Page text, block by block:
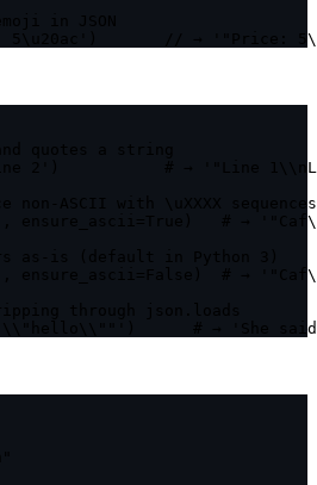
5\u20ac')       // → '"Price:
2')           # → '"Line
non-ASCII with \uXXXX sequences
ensure_ascii=True)   # →
ensure_ascii=False)  # →
\\"hello\\""')      # → 'She